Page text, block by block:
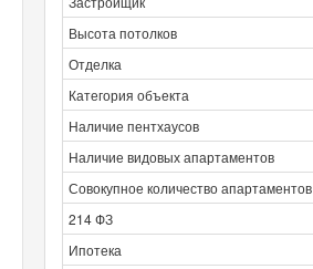
Высота потолков
Отделка
Категория объекта
Наличие пентхаусов
Наличие видовых апартаментов
Совокупное количество апартаментов
214 ФЗ
Ипотека